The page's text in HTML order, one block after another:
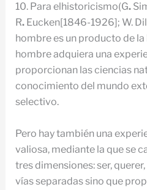
10. Para elhistoricismo(G.
R. Eucken[1846-1926]; W.
hombre es un producto de
hombre adquiera una
proporcionan las ciencias
conocimiento del mundo
selectivo.
Pero hay también una
valiosa, mediante la que se
tres dimensiones: ser,
vías separadas sino que